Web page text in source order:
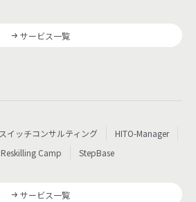
サービス一覧
イッチコンサルティング
HITO-Manager
Reskilling Camp StepBase
サービス一覧